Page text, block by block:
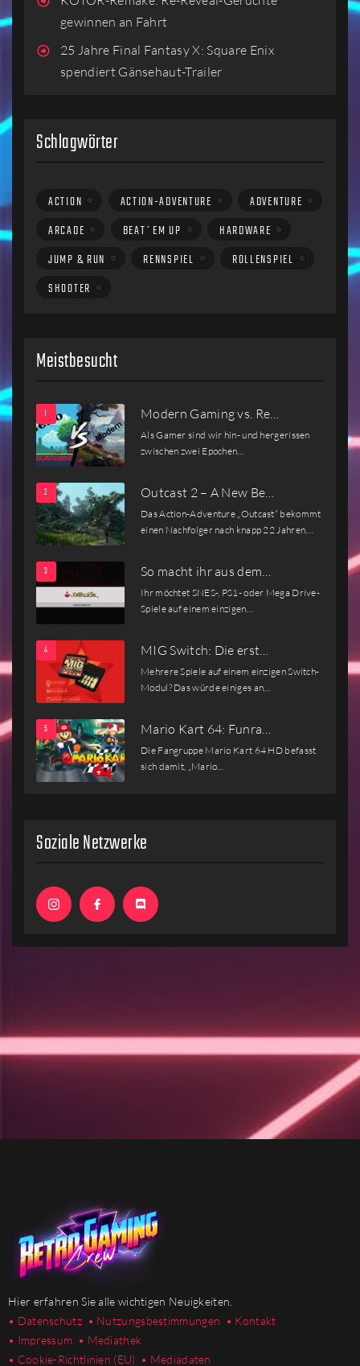
gewinnen an Fahrt
25 Jahre Final Fantasy X: Square Enix
spendiert Gänsehaut-Trailer
Schlagwörter
ACTION ACTION-ADVENTURE
ADVENTURE
ARCADE
BEAT´EM UP
HARDWARE
JUMP & RUN
RENNSPIEL
ROLLENSPIEL
SHOOTER
Meistbesucht
Modern Gaming vs. Re…
Als Gamer sind wir hin- und hergerissen
zwischen zwei Epochen…
Outcast 2 – A New Be…
Das Action-Adventure „Outcast“ bekommt
einen Nachfolger nach knapp 22 Jahren.…
So macht ihr aus dem…
Ihr möchtet SNES-, PS1- oder Mega Drive-
Spiele auf einem einzigen…
MIG Switch: Die erst…
Mehrere Spiele auf einem einzigen Switch-
Modul? Das würde einiges an…
Mario Kart 64: Funra…
Die Fangruppe Mario Kart 64 HD befasst
sich damit, „Mario…
Soziale Netzwerke
Hier erfahren Sie alle wichtigen Neuigkeiten.
• Datenschutz • Nutzungsbestimmungen • Kontakt
• Impressum • Mediathek
• Cookie-Richtlinien (EU) • Mediadaten